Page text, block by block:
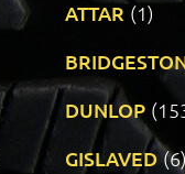
ATTAR (1)
DUNLOP
GISLAVED (6)